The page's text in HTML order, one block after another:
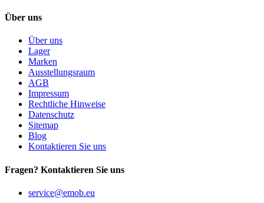
Über uns
Über uns
Lager
Marken
Ausstellungsraum
AGB
Impressum
Rechtliche Hinweise
Datenschutz
Sitemap
Blog
Kontaktieren Sie uns
Fragen? Kontaktieren Sie uns
service@emob.eu